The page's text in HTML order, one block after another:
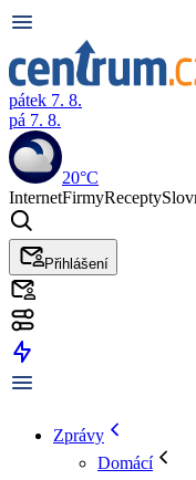
pátek 7. 8.
pá 7. 8.
20°C
InternetFirmyRecepty
Přihlášení
Zprávy
Domácí